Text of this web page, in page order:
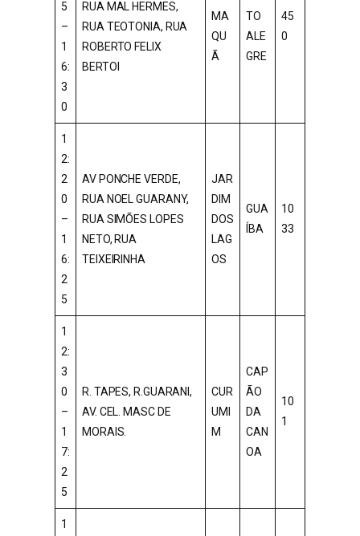
5
–
1
6:
3
0
RUA MAL HERMES,
RUA TEOTONIA, RUA
ROBERTO FELIX
BERTOI
MA
QU
Ã
TO
ALE
GRE
45
0
1
2:
2
0
–
1
6:
2
5
AV PONCHE VERDE,
RUA NOEL GUARANY,
RUA SIMÕES LOPES
NETO, RUA
TEIXEIRINHA
JAR
DIM
DOS
LAG
OS
GUA
ÍBA
10
33
1
2:
3
0
–
1
7:
2
5
R. TAPES, R.GUARANI,
AV. CEL. MASC DE
MORAIS.
CUR
UMI
M
CAP
ÃO
DA
CAN
OA
10
1
1